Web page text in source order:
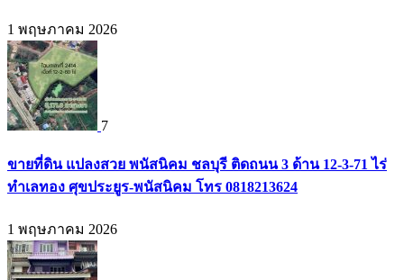
1 พฤษภาคม 2026
7
ขายที่ดิน แปลงสวย พนัสนิคม ชลบุรี ติดถนน 3 ด้าน 12-3-71 ไร่
ทำเลทอง ศุขประยูร-พนัสนิคม โทร 0818213624
1 พฤษภาคม 2026